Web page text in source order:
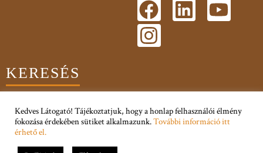
KERESÉS
Adatkezelési Tájékoztató
Kedves Látogató! Tájékoztatjuk, hogy a honlap felhasználói élmény
fokozása érdekében sütiket alkalmazunk.További információ itt
érhető el.